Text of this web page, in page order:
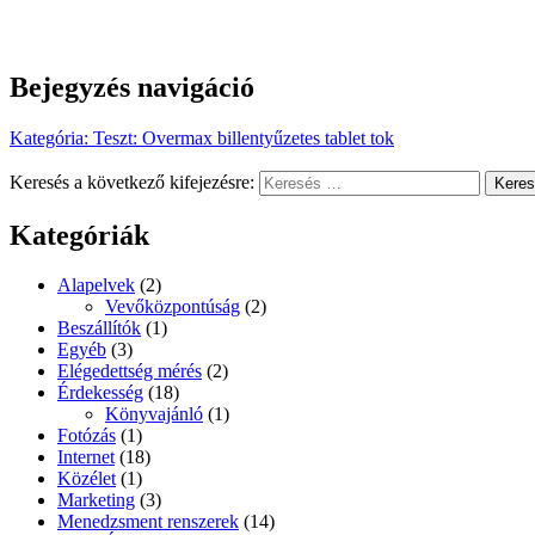
Bejegyzés navigáció
Kategória: Teszt: Overmax billentyűzetes tablet tok
Keresés a következő kifejezésre:
Kategóriák
Alapelvek (2)
Vevőközpontúság (2)
Beszállítók (1)
Egyéb (3)
Elégedettség mérés (2)
Érdekesség (18)
Könyvajánló (1)
Fotózás (1)
Internet(18)
Közélet(1)
Marketing (3)
Menedzsment renszerek (14)